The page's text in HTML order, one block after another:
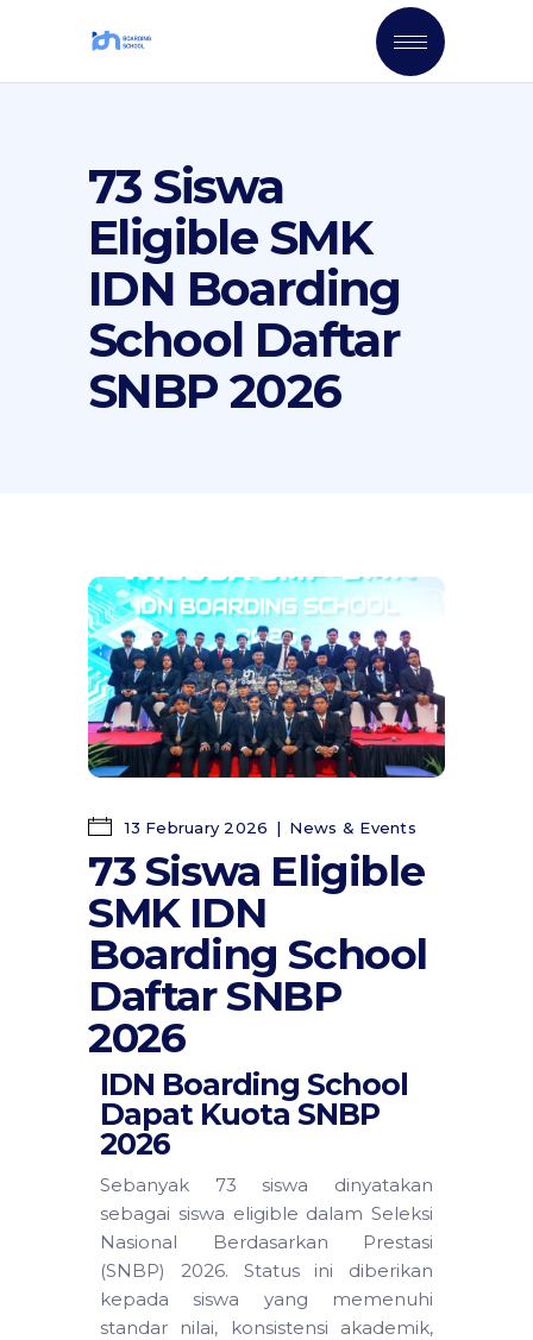
73 Siswa
Eligible SMK
IDN Boarding
School Daftar
SNBP 2026
13 February 2026 News & Events
73 Siswa Eligible
SMK IDN
Boarding School
Daftar SNBP
2026
IDN Boarding School
Dapat Kuota SNBP
2026
Sebanyak 73 siswa dinyatakan
sebagai siswa eligible dalam Seleksi
Nasional Berdasarkan Prestasi
(SNBP) 2026. Status ini diberikan
kepada siswa yang memenuhi
standar nilai, konsistensi akademik,